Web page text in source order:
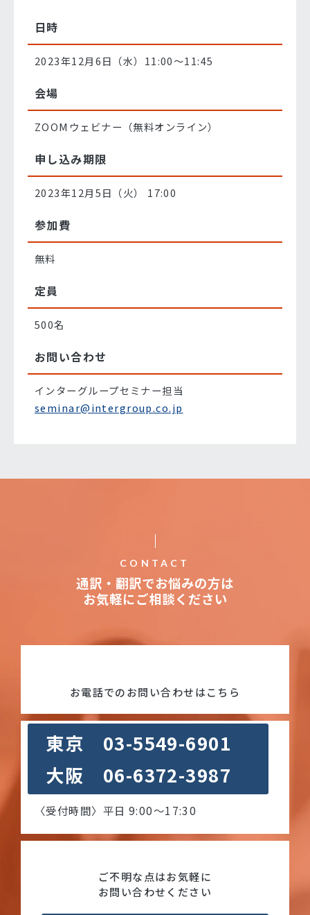
日時
2023年12月6日（水）11:00〜11:45
会場
ZOOMウェビナー（無料オンライン）
申し込み期限
2023年12月5日（火） 17:00
参加費
無料
定員
500名
お問い合わせ
インターグループセミナー担当
seminar@intergroup.co.jp
CONTACT
通訳・翻訳でお悩みの方は
お気軽にご相談ください
お電話でのお問い合わせはこちら
東京 03-5549-6901
大阪 06-6372-3987
〈受付時間〉平日 9:00〜17:30
ご不明な点はお気軽に
お問い合わせください